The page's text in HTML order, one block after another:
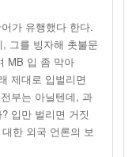
가 유행했다 한다.
그를 빙자해 촛불문
MB 입 좀 막아
제대로 입벌리면
부는 아닐텐데, 과
입만 벌리면 거짓
한 외국 언론의 보